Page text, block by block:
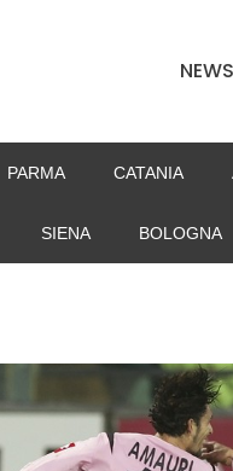
NEWS
PARMA CATANIA
SIENA BOLOGNA